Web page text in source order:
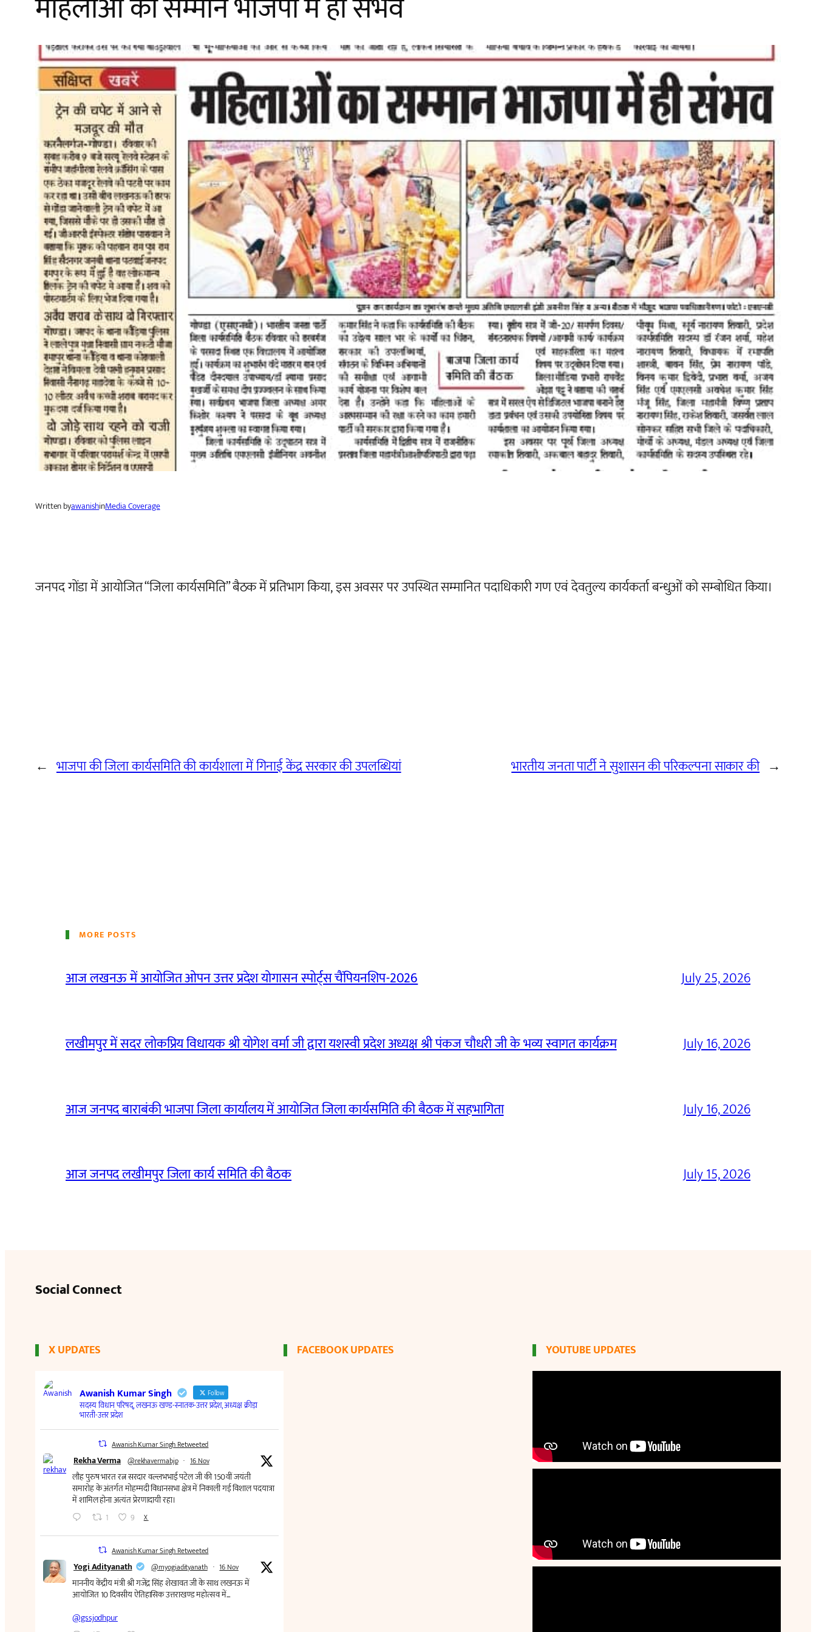
Written byawanishinMedia Coverage
जनपद गोंडा में आयोजित “जिला कार्यसमिति” बैठक में प्रतिभाग किया, इस अवसर पर उपस्थित सम्मानित पदाधिकारी गण एवं देवतुल्य कार्यकर्ता बन्धुओं को सम्बोधित किया।
← भाजपा की जिला कार्यसमिति की कार्यशाला में गिनाई केंद्र सरकार की उपलब्धियां भारतीय जनता पार्टी ने सुशासन की परिकल्पना साकार की →
MORE POSTS
आज लखनऊ में आयोजित ओपन उत्तर प्रदेश योगासन स्पोर्ट्स चैंपियनशिप-2026 July 25, 2026
लखीमपुर में सदर लोकप्रिय विधायक श्री योगेश वर्मा जी द्वारा यशस्वी प्रदेश अध्यक्ष श्री पंकज चौधरी जी के भव्य स्वागत कार्यक्रम July 16, 2026
आज जनपद बाराबंकी भाजपा जिला कार्यालय में आयोजित जिला कार्यसमिति की बैठक में सहभागिता July 16, 2026
आज जनपद लखीमपुर जिला कार्य समिति की बैठक July 15, 2026
Social Connect
X UPDATES FACEBOOK UPDATES YOUTUBE UPDATES